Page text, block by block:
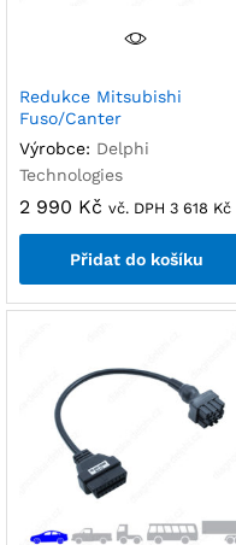
Redukce Mitsubishi
Fuso/Canter
Výrobce: Delphi
Technologies
2 990 Kč vč. DPH 3 618 Kč
Přidat do košíku